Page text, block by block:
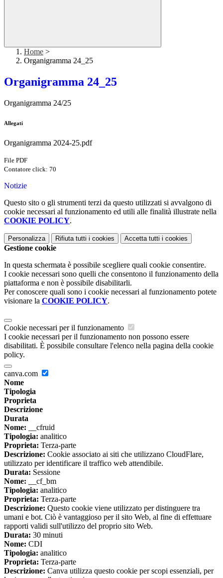
Home >
Organigramma 24_25
Organigramma 24_25
Organigramma 24/25
Allegati
Organigramma 2024-25.pdf
File PDF
Contatore click: 70
Notizie
Questo sito o gli strumenti terzi da questo utilizzati si avvalgono di
cookie necessari al funzionamento ed utili alle finalità illustrate nella
COOKIE POLICY.
Personalizza Rifiuta tutti i cookies Accetta tutti i cookies
Gestione cookie
In questa schermata è possibile scegliere quali cookie consentire.
I cookie necessari sono quelli che consentono il funzionamento della
piattaforma e non è possibile disabilitarli.
Per conoscere quali sono i cookie necessari al funzionamento potete
visionare la COOKIE POLICY.
Cookie necessari per il funzionamento
I cookie necessari per il funzionamento non possono essere
disabilitati. È possibile consultare l'elenco nella pagina della cookie
policy.
canva.com
Nome
Tipologia
Proprieta
Descrizione
Durata
Nome: __cfruid
Tipologia: analitico
Proprieta: Terza-parte
Descrizione: Cookie associato ai siti che utilizzano CloudFlare,
utilizzato per identificare il traffico web attendibile.
Durata: Sessione
Nome: __cf_bm
Tipologia: analitico
Proprieta: Terza-parte
Descrizione: Questo cookie viene utilizzato per distinguere tra
umani e bot. Ciò è vantaggioso per il sito Web, al fine di effettuare
rapporti validi sull'utilizzo del proprio sito Web.
Durata: 30 minuti
Nome: CDI
Tipologia: analitico
Proprieta: Terza-parte
Descrizione: Canva utilizza questo cookie per scopi essenziali, per